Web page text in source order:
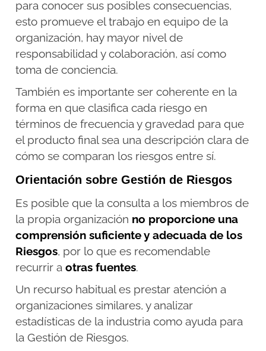
para conocer sus posibles consecuencias,
esto promueve el trabajo en equipo de la
organización, hay mayor nivel de
responsabilidad y colaboración, así como
toma de conciencia.
También es importante ser coherente en la
forma en que clasifica cada riesgo en
términos de frecuencia y gravedad para que
el producto final sea una descripción clara de
cómo se comparan los riesgos entre sí.
Orientación sobre Gestión de Riesgos
Es posible que la consulta a los miembros de
la propia organización no proporcione una
comprensión suficiente y adecuada de los
Riesgos, por lo que es recomendable
recurrir aotras fuentes.
Un recurso habitual es prestar atención a
organizaciones similares, y analizar
estadísticas de la industria como ayuda para
la Gestión de Riesgos.